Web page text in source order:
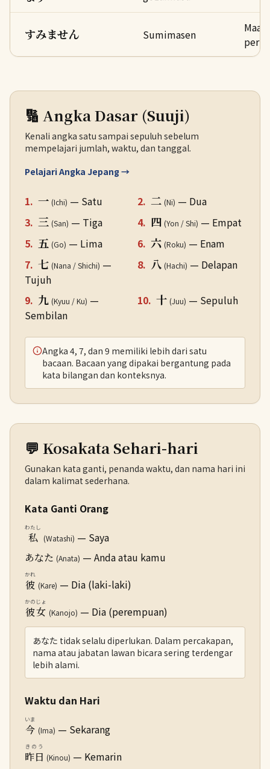
すみません Sumimasen
Maaf
🔢 Angka Dasar (Suuji)
Kenali angka satu sampai sepuluh sebelum
mempelajari jumlah, waktu, dan tanggal.
Pelajari Angka Jepang →
1. 一 (Ichi) — Satu 2. 二 (Ni) — Dua
3. 三 (San) — Tiga 4. 四 (Yon / Shi) — Empat
5. 五 (Go) — Lima 6. 六 (Roku) — Enam
7. 七 (Nana / Shichi) —
Tujuh
8. 八 (Hachi) — Delapan
9. 九 (Kyuu / Ku) —
Sembilan
10. 十 (Juu) — Sepuluh
Angka 4, 7, dan 9 memiliki lebih dari satu
bacaan. Bacaan yang dipakai bergantung pada
kata bilangan dan konteksnya.
💬 Kosakata Sehari-hari
Gunakan kata ganti, penanda waktu, dan nama hari ini
dalam kalimat sederhana.
Kata Ganti Orang
私
わたし
(Watashi) — Saya
あなた (Anata) — Anda atau kamu
彼
かれ
(Kare) — Dia (laki-laki)
彼女
かのじょ
(Kanojo) — Dia (perempuan)
あなた tidak selalu diperlukan. Dalam percakapan,
nama atau jabatan lawan bicara sering terdengar
lebih alami.
Waktu dan Hari
今
いま
(Ima) — Sekarang
昨日
きのう
(Kinou) — Kemarin